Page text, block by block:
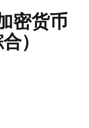
密货币
）